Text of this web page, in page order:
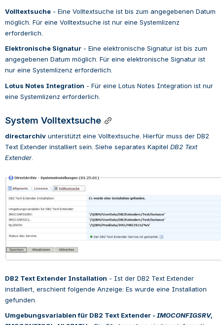
Volltextsuche - Eine Volltextsuche ist bis zum angegebenen Datum
möglich. Für eine Volltextsuche ist nur eine Systemlizenz
erforderlich.
Elektronische Signatur - Eine elektronische Signatur ist bis zum
angegebenen Datum möglich. Für eine elektronische Signatur ist
nur eine Systemlizenz erforderlich.
Lotus Notes Integration - Für eine Lotus Notes Integration ist nur
eine Systemlizenz erforderlich.
System Volltextsuche
directarchiv unterstützt eine Volltextsuche. Hierfür muss der DB2
Text Extender installiert sein. Siehe separates Kapitel DB2 Text
Extender.
Open
DB2 Text Extender Installation - Ist der DB2 Text Extender
installiert, erschient folgende Anzeige: Es wurde eine Installation
gefunden.
Umgebungsvariablen für DB2 Text Extender - IMOCONFIGSRV,